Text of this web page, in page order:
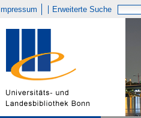
Impressum Erweiterte Suche